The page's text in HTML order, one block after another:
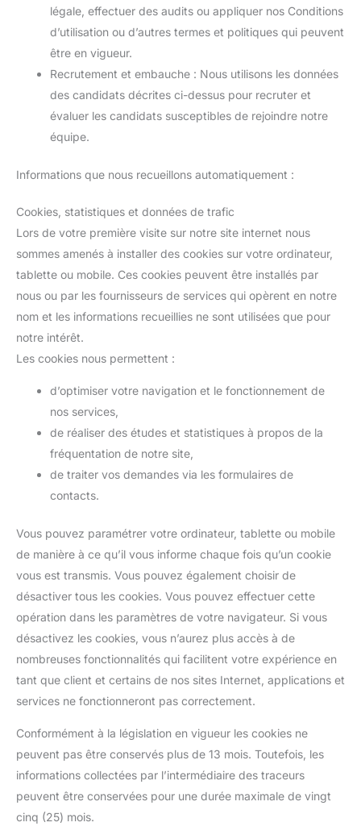
légale, effectuer des audits ou appliquer nos Conditions
d’utilisation ou d’autres termes et politiques qui peuvent
être en vigueur.
Recrutement et embauche : Nous utilisons les données
des candidats décrites ci-dessus pour recruter et
évaluer les candidats susceptibles de rejoindre notre
équipe.
Informations que nous recueillons automatiquement :
Cookies, statistiques et données de trafic
Lors de votre première visite sur notre site internet nous
sommes amenés à installer des cookies sur votre ordinateur,
tablette ou mobile. Ces cookies peuvent être installés par
nous ou par les fournisseurs de services qui opèrent en notre
nom et les informations recueillies ne sont utilisées que pour
notre intérêt.
Les cookies nous permettent :
d’optimiser votre navigation et le fonctionnement de
nos services,
de réaliser des études et statistiques à propos de la
fréquentation de notre site,
de traiter vos demandes via les formulaires de
contacts.
Vous pouvez paramétrer votre ordinateur, tablette ou mobile
de manière à ce qu’il vous informe chaque fois qu’un cookie
vous est transmis. Vous pouvez également choisir de
désactiver tous les cookies. Vous pouvez effectuer cette
opération dans les paramètres de votre navigateur. Si vous
désactivez les cookies, vous n’aurez plus accès à de
nombreuses fonctionnalités qui facilitent votre expérience en
tant que client et certains de nos sites Internet, applications et
services ne fonctionneront pas correctement.
Conformément à la législation en vigueur les cookies ne
peuvent pas être conservés plus de 13 mois. Toutefois, les
informations collectées par l’intermédiaire des traceurs
peuvent être conservées pour une durée maximale de vingt
cinq (25) mois.